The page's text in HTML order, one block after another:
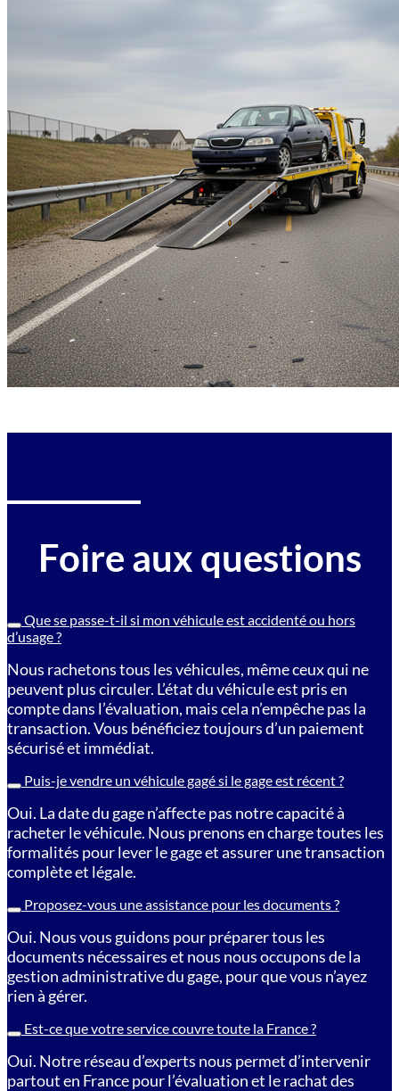
Foire aux questions
Que se passe-t-il si mon véhicule est accidenté ou hors
d’usage ?
Nous rachetons tous les véhicules, même ceux qui ne
peuvent plus circuler. L’état du véhicule est pris en
compte dans l’évaluation, mais cela n’empêche pas la
transaction. Vous bénéficiez toujours d’un paiement
sécurisé et immédiat.
Puis-je vendre un véhicule gagé si le gage est récent ?
Oui. La date du gage n’affecte pas notre capacité à
racheter le véhicule. Nous prenons en charge toutes les
formalités pour lever le gage et assurer une transaction
complète et légale.
Proposez-vous une assistance pour les documents ?
Oui. Nous vous guidons pour préparer tous les
documents nécessaires et nous nous occupons de la
gestion administrative du gage, pour que vous n’ayez
rien à gérer.
Est-ce que votre service couvre toute la France ?
Oui. Notre réseau d’experts nous permet d’intervenir
partout en France pour l’évaluation et le rachat des